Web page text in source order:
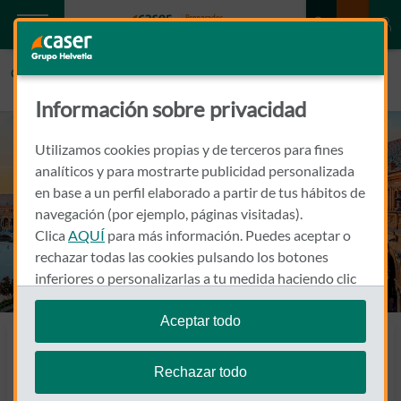
Caser.es SEVILLA
Encuentra a tu agente
Información sobre privacidad
Utilizamos cookies propias y de terceros para fines
analíticos y para mostrarte publicidad personalizada
en base a un perfil elaborado a partir de tus hábitos de
navegación (por ejemplo, páginas visitadas).
Clica AQUÍ para más información. Puedes aceptar o
rechazar todas las cookies pulsando los botones
inferiores o personalizarlas a tu medida haciendo clic
en"configurar cookies".
Te recordamos que puedes modificar tus ajustes de
cookies en cualquier momento en la sección
Aceptar todo
Rechazar todo